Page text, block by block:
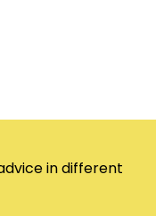
in different